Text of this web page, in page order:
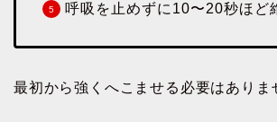
呼吸を止めずに10〜20秒ほど
最初から強くへこませる必要はありま